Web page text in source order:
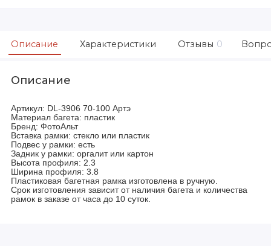
Описание Характеристики Отзывы 0
Описание
Артикул: DL-3906 70-100 Артэ
Материал багета: пластик
Бренд: ФотоАльт
Вставка рамки: стекло или пластик
Подвес у рамки: есть
Задник у рамки: оргалит или картон
Высота профиля: 2.3
Ширина профиля: 3.8
Пластиковая багетная рамка изготовлена в ручную.
Срок изготовления зависит от наличия багета и количества
рамок в заказе от часа до 10 суток.